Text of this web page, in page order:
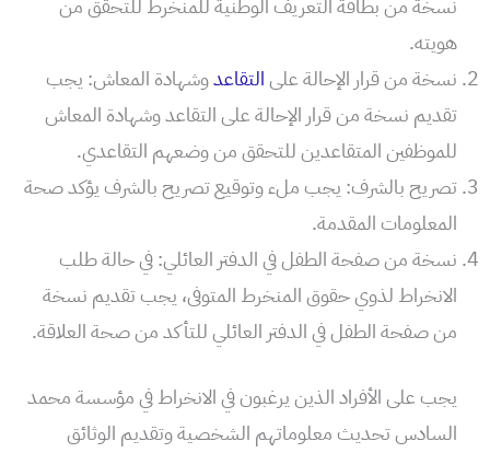
نسخة من بطاقة التعريف الوطنية للمنخرط للتحقق من
هويته.
نسخة من قرار الإحالة علىالتقاعدوشهادة المعاش: يجب
تقديم نسخة من قرار الإحالة على التقاعد وشهادة المعاش
للموظفين المتقاعدين للتحقق من وضعهم التقاعدي.
تصريح بالشرف: يجب ملء وتوقيع تصريح بالشرف يؤكد صحة
المعلومات المقدمة.
نسخة من صفحة الطفل في الدفتر العائلي: في حالة طلب
الانخراط لذوي حقوق المنخرط المتوفى، يجب تقديم نسخة
من صفحة الطفل في الدفتر العائلي للتأكد من صحة العلاقة.
يجب على الأفراد الذين يرغبون في الانخراط في مؤسسة محمد
السادس تحديث معلوماتهم الشخصية وتقديم الوثائق